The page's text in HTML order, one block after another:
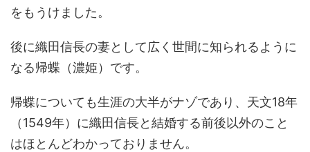
をもうけました。
後に織田信長の妻として広く世間に知られるように
なる帰蝶（濃姫）です。
帰蝶についても生涯の大半がナゾであり、天文18年
（1549年）に織田信長と結婚する前後以外のこと
はほとんどわかっておりません。